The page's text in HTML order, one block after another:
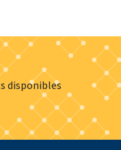
disponibles